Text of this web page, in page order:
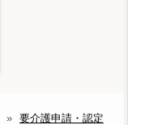
» 要介護申請・認定